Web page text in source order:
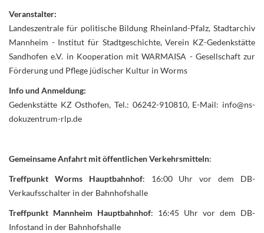
Veranstalter:
Landeszentrale für politische Bildung Rheinland-Pfalz, Stadtarchiv
Mannheim - Institut für Stadtgeschichte, Verein KZ-Gedenkstätte
Sandhofen e.V. in Kooperation mit WARMAISA - Gesellschaft zur
Förderung und Pflege jüdischer Kultur in Worms
Info und Anmeldung:
Gedenkstätte KZ Osthofen, Tel.: 06242-910810, E-Mail: info@ns-
dokuzentrum-rlp.de
Gemeinsame Anfahrt mit öffentlichen Verkehrsmitteln:
Treffpunkt Worms Hauptbahnhof: 16:00 Uhr vor dem DB-
Verkaufsschalter in der Bahnhofshalle
Treffpunkt Mannheim Hauptbahnhof: 16:45 Uhr vor dem DB-
Infostand in der Bahnhofshalle